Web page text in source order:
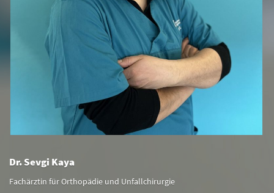
Dr. Sevgi Kaya
Fachärztin für Orthopädie und Unfallchirurgie